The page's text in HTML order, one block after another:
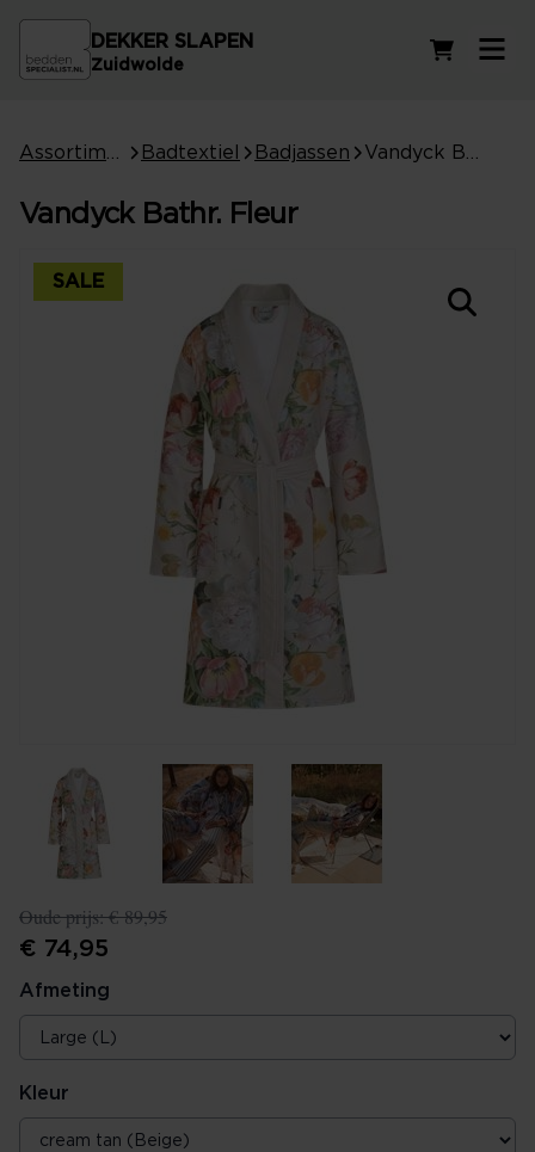
DEKKER SLAPEN
Zuidwolde
Badtextiel Badjassen
Vandyck Bathr. Fleur
SALE
Oude prijs:€ 89,95
€ 74,95
Afmeting
Kleur